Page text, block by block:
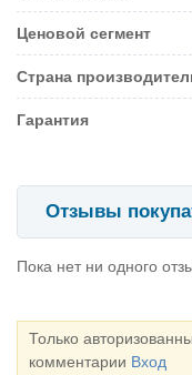
Ценовой сегмент
Страна
Гарантия
Отзывы
Пока нет ни одного
Только
комментарии Вход